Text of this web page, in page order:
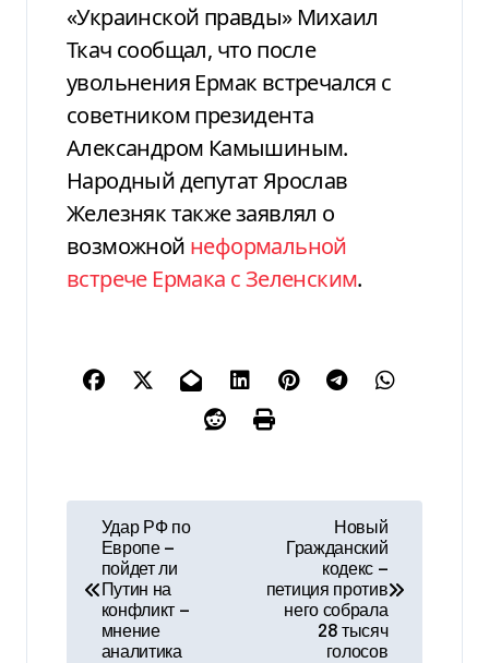
«Украинской правды» Михаил
Ткач сообщал, что после
увольнения Ермак встречался с
советником президента
Александром Камышиным.
Народный депутат Ярослав
Железняк также заявлял о
возможной неформальной
встрече Ермака с Зеленским.
Удар РФ по
Европе —
пойдет ли
Путин на
конфликт —
мнение
аналитика
Новый
Гражданский
кодекс —
петиция против
него собрала
28 тысяч
голосов